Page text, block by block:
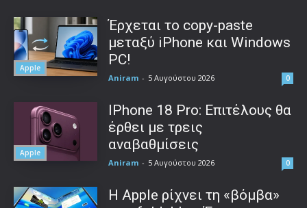
Apple
Έρχεται το copy-paste
μεταξύ iPhone και Windows
PC!
Aniram - 5 Αυγούστου 2026 0
Apple
IPhone 18 Pro: Επιτέλους θα
έρθει με τρεις
αναβαθμίσεις
Aniram - 5 Αυγούστου 2026 0
Η Apple ρίχνει τη «βόμβα»